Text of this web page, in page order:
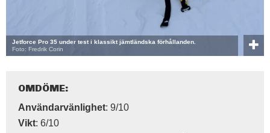
Jetforce Pro 35 under test i klassikt jämtländska förhållanden.
Foto: Fredrik Corin
OMDÖME:
Användarvänlighet: 9/10
Vikt: 6/10